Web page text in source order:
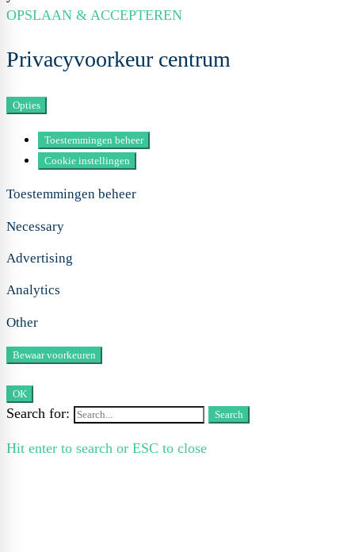
OPSLAAN & ACCEPTEREN
Privacyvoorkeur centrum
Opties
Toestemmingen beheer
Cookie instellingen
Toestemmingen beheer
Necessary
Advertising
Analytics
Other
OK
Search for: Search
Hit enter to search or ESC to close